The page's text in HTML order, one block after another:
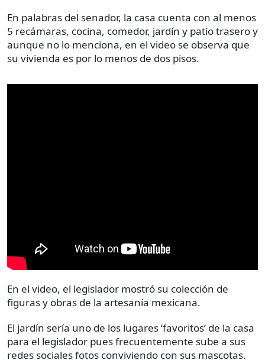
En palabras del senador, la casa cuenta con al menos
5 recámaras, cocina, comedor, jardín y patio trasero y
aunque no lo menciona, en el video se observa que
su vivienda es por lo menos de dos pisos.
En el video, el legislador mostró su colección de
figuras y obras de la artesanía mexicana.
El jardín sería uno de los lugares ‘favoritos’ de la casa
para el legislador pues frecuentemente sube a sus
redes sociales fotos conviviendo con sus mascotas.